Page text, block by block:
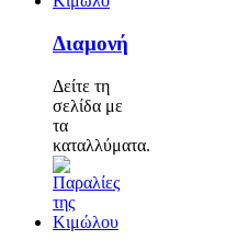
Διαμονή
Δείτε τη
σελίδα με
τα
καταλλύματα.